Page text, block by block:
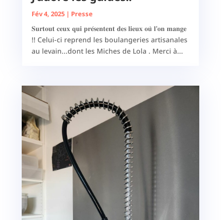
Fév 4, 2025| Presse
𝐒𝐮𝐫𝐭𝐨𝐮𝐭 𝐜𝐞𝐮𝐱 𝐪𝐮𝐢 𝐩𝐫𝐞́𝐬𝐞𝐧𝐭𝐞𝐧𝐭 𝐝𝐞𝐬 𝐥𝐢𝐞𝐮𝐱 𝐨𝐮̀ 𝐥'𝐨𝐧 𝐦𝐚𝐧𝐠𝐞
!! Celui-ci reprend les boulangeries artisanales
au levain...dont les Miches de Lola . Merci à...